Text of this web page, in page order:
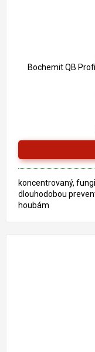
Bochemit QB
koncentrovaný,
dlouhodobou
houbám